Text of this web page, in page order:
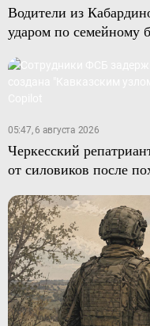
Водители из
ударом по семейному
05:47, 6 августа 2026
Черкесский
от силовиков после